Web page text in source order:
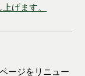
げます。
ージをリニュー